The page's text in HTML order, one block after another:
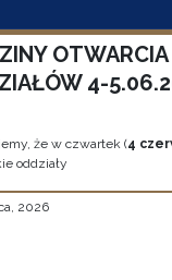
OTWARCIA
4-
że w czwartek (4
oddziały
2026